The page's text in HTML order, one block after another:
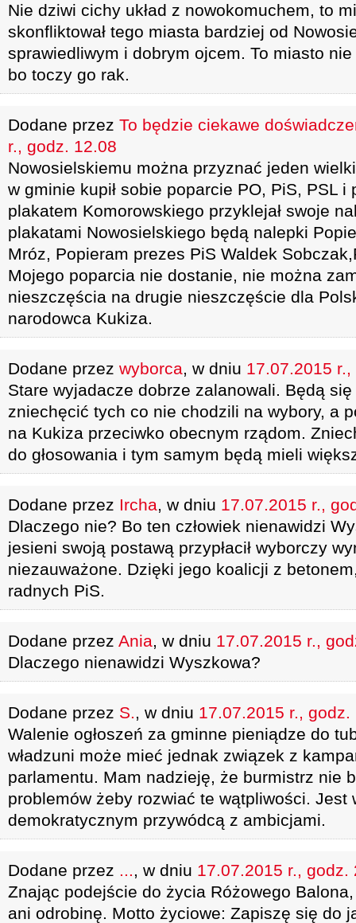
Nie dziwi cichy układ z nowokomuchem, to
skonfliktował tego miasta bardziej od
sprawiedliwym i dobrym ojcem. To miasto
bo toczy go rak.
Dodane przez To będzie ciekawe
r., godz. 12.08
Nowosielskiemu można przyznać jeden
w gminie kupił sobie poparcie PO, PiS, PSL i
plakatem Komorowskiego przyklejał swoje
plakatami Nowosielskiego będą nalepki
Mróz, Popieram prezes PiS Waldek
Mojego poparcia nie dostanie, nie można
nieszczęścia na drugie nieszczęście dla
narodowca Kukiza.
Dodane przez wyborca, w dniu 17.07.2015
Stare wyjadacze dobrze zalanowali. Będą
zniechęcić tych co nie chodzili na wybory, a
na Kukiza przeciwko obecnym rządom.
do głosowania i tym samym będą mieli
Dodane przez Ircha, w dniu 17.07.2015 r.,
Dlaczego nie? Bo ten człowiek nienawidzi
jesieni swoją postawą przypłacił wyborczy
niezauważone. Dzięki jego koalicji z
radnych PiS.
Dodane przez Ania, w dniu 17.07.2015 r.,
Dlaczego nienawidzi Wyszkowa?
Dodane przez S., w dniu 17.07.2015 r., godz.
Walenie ogłoszeń za gminne pieniądze do
władzuni może mieć jednak związek z
parlamentu. Mam nadzieję, że burmistrz nie
problemów żeby rozwiać te wątpliwości. Jest
demokratycznym przywódcą z ambicjami.
Dodane przez ..., w dniu 17.07.2015 r., godz.
Znając podejście do życia Różowego
ani odrobinę. Motto życiowe: Zapiszę się do